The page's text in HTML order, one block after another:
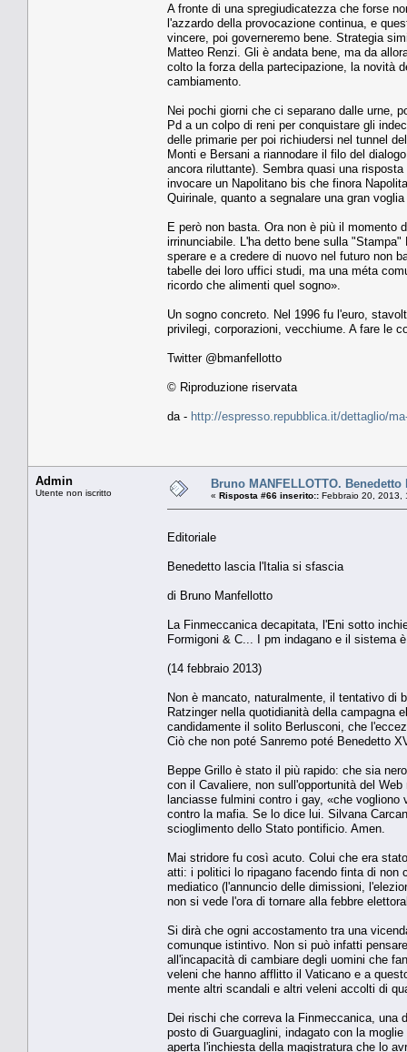
A fronte di una spregiudicatezza che forse
l'azzardo della provocazione continua, e
vincere, poi governeremo bene. Strategia
Matteo Renzi. Gli è andata bene, ma da
colto la forza della partecipazione, la novità
cambiamento.
Nei pochi giorni che ci separano dalle urne,
Pd a un colpo di reni per conquistare gli
delle primarie per poi richiudersi nel tunnel
Monti e Bersani a riannodare il filo del
ancora riluttante). Sembra quasi una
invocare un Napolitano bis che finora
Quirinale, quanto a segnalare una gran
E però non basta. Ora non è più il momento
irrinunciabile. L'ha detto bene sulla
sperare e a credere di nuovo nel futuro non
tabelle dei loro uffici studi, ma una méta
ricordo che alimenti quel sogno».
Un sogno concreto. Nel 1996 fu l'euro,
privilegi, corporazioni, vecchiume. A fare le
Twitter @bmanfellotto
© Riproduzione riservata
da - http://espresso.repubblica.it/dettaglio/
Admin
Utente non iscritto
Bruno MANFELLOTTO.
« Risposta #66 inserito:: Febbraio 20, 2013,
Editoriale
Benedetto lascia l'Italia si sfascia
di Bruno Manfellotto
La Finmeccanica decapitata, l'Eni sotto
Formigoni & C... I pm indagano e il sistema
(14 febbraio 2013)
Non è mancato, naturalmente, il tentativo di
Ratzinger nella quotidianità della campagna
candidamente il solito Berlusconi, che
Ciò che non poté Sanremo poté Benedetto
Beppe Grillo è stato il più rapido: che sia
con il Cavaliere, non sull'opportunità del
lanciasse fulmini contro i gay, «che vogliono
contro la mafia. Se lo dice lui. Silvana
scioglimento dello Stato pontificio. Amen.
Mai stridore fu così acuto. Colui che era
atti: i politici lo ripagano facendo finta di
mediatico (l'annuncio delle dimissioni,
non si vede l'ora di tornare alla febbre
Si dirà che ogni accostamento tra una
comunque istintivo. Non si può infatti
all'incapacità di cambiare degli uomini che
veleni che hanno afflitto il Vaticano e a
mente altri scandali e altri veleni accolti di
Dei rischi che correva la Finmeccanica, una
posto di Guarguaglini, indagato con la
aperta l'inchiesta della magistratura che lo